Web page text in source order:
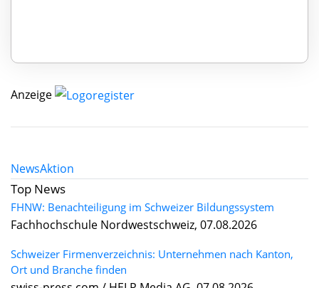
Anzeige
NewsAktion
Top News
FHNW: Benachteiligung im Schweizer Bildungssystem
Fachhochschule Nordwestschweiz, 07.08.2026
Schweizer Firmenverzeichnis: Unternehmen nach Kanton,
Ort und Branche finden